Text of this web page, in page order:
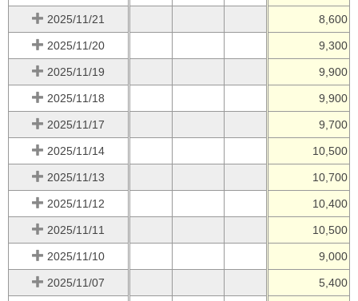
2025/11/21 8,600
2025/11/20 9,300
2025/11/19 9,900
2025/11/18 9,900
2025/11/17 9,700
2025/11/14 10,500
2025/11/13 10,700
2025/11/12 10,400
2025/11/11 10,500
2025/11/10 9,000
2025/11/07 5,400